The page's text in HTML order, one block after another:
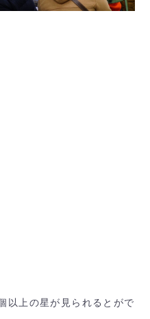
以上の星が見られるとがで